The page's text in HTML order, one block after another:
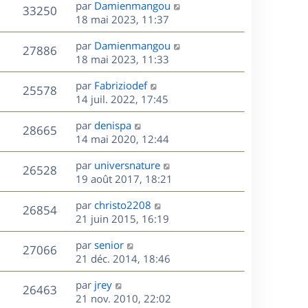
n
i
e
r
m
e
s
s
a
g
e
33250V
u
e
s
D
e
r
n
i
e
r
m
e
s
s
a
g
e
par Damienmangou
18 mai 2023, 11:37
27886V
u
e
D
e
r
n
i
e
r
m
e
s
s
a
g
e
par Damienmangou
18 mai 2023, 11:33
25578V
u
s
D
e
r
n
i
e
r
m
e
s
s
a
g
e
par Fabriziodef
14 juil. 2022, 17:45
28665V
u
e
D
e
r
n
i
e
r
m
e
s
s
a
g
e
par denispa
14 mai 2020, 12:44
26528V
u
D
e
r
n
i
e
r
m
e
s
s
par universnature
19 août 2017, 18:21
26854V
u
e
s
D
e
r
n
i
e
r
m
par christo2208
21 juin 2015, 16:19
27066V
u
e
D
e
r
n
i
par senior
21 déc. 2014, 18:46
26463V
D
e
par jrey
21 nov. 2010, 22:02